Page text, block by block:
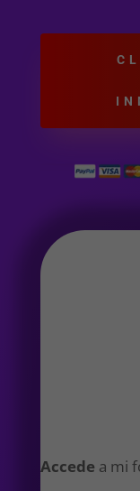
Accede a mi